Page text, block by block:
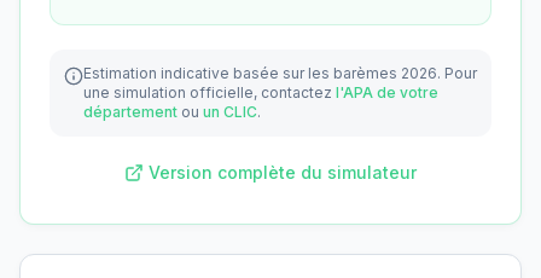
Estimation indicative basée sur les barèmes 2026. Pour
une simulation officielle, contactez l'APA de votre
département ou un CLIC.
Version complète du simulateur